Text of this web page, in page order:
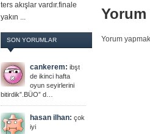
Yorum
Yorum
ters akışlar vardır.finale
yakın ...
SON YORUMLAR
cankerem: ibşt
de ikinci hafta
oyun seyirlerini
bitirdik”.BÜO” d…
hasan ilhan: çok
iyi